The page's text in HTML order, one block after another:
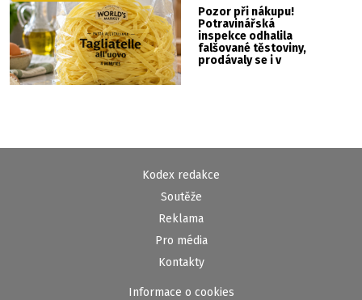
Pozor při nákupu!
Potravinářská
inspekce odhalila
falšované těstoviny,
prodávaly se i v
Kodex redakce
Soutěže
Reklama
Pro média
Kontakty
Informace o cookies